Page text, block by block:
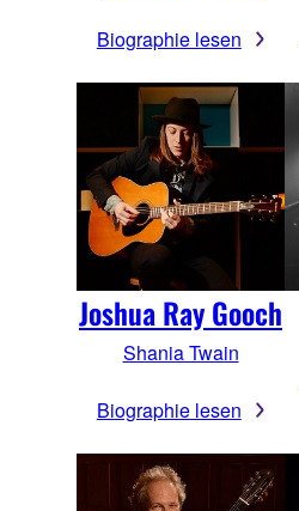
Biographie lesen
Joshua Ray Gooch
Shania Twain
Biographie lesen